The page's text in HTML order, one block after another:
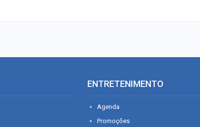
ENTRETENIMENTO
Agenda
Promoções